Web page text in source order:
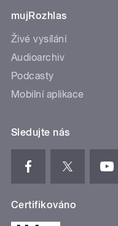
mujRozhlas
Živé vysílání
Audioarchiv
Podcasty
Mobilní aplikace
Sledujte nás
Certifikováno